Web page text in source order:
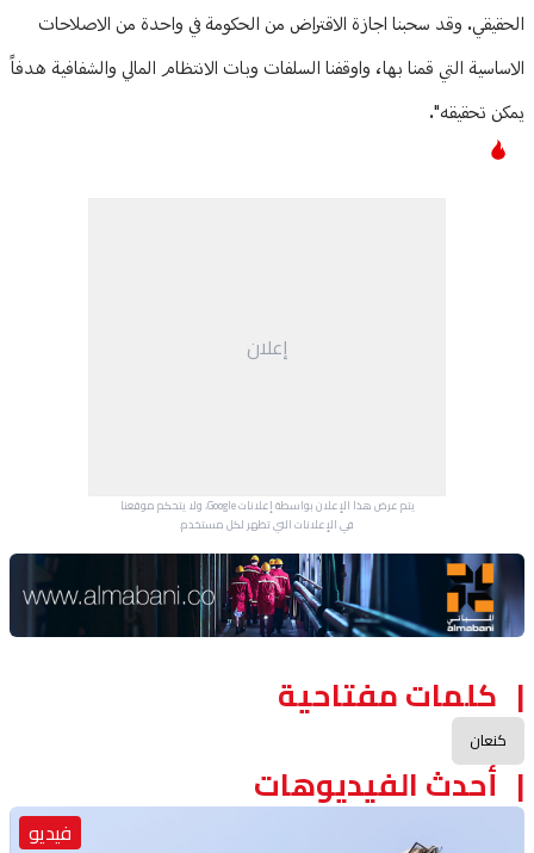
الحقيقي. وقد سحبنا اجازة الاقتراض من الحكومة في واحدة من الاصلاحات
الاساسية التي قمنا بها، واوقفنا السلفات وبات الانتظام المالي والشفافية هدفاً
يمكن تحقيقه".
إعلان
يتم عرض هذا الإعلان بواسطة إعلانات Google، ولا يتحكم موقعنا
في الإعلانات التي تظهر لكل مستخدم.
Advertisement Section
كلمات مفتاحية
كنعان
أحدث الفيديوهات
فيديو